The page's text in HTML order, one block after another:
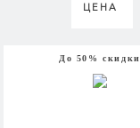
ЦЕНА
До 50% скидки